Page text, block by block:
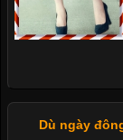
Dù ngày